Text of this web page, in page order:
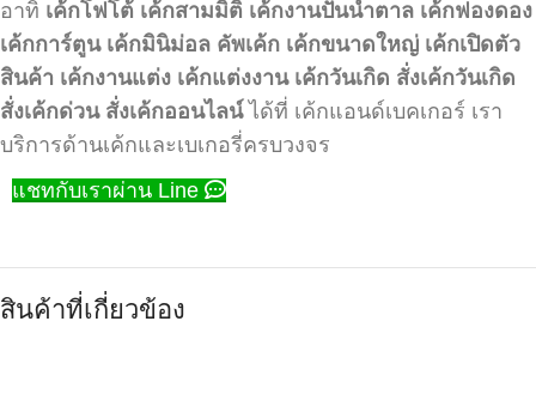
อาทิ เค้กโฟโต้ เค้กสามมิติ เค้กงานปั้นน้ำตาล เค้กฟองดอง
เค้กการ์ตูน เค้กมินิม่อล คัพเค้ก เค้กขนาดใหญ่ เค้กเปิดตัว
สินค้า เค้กงานแต่ง เค้กแต่งงาน เค้กวันเกิด สั่งเค้กวันเกิด
สั่งเค้กด่วน สั่งเค้กออนไลน์ได้ที่ เค้กแอนด์เบคเกอร์ เรา
บริการด้านเค้กและเบเกอรี่ครบวงจร
แชทกับเราผ่าน Line
สินค้าที่เกี่ยวข้อง